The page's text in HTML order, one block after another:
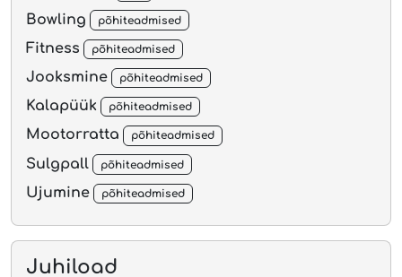
Bowling põhiteadmised
Fitness põhiteadmised
Jooksmine põhiteadmised
Kalapüük põhiteadmised
Mootorratta põhiteadmised
Sulgpall põhiteadmised
Ujumine põhiteadmised
Juhiload